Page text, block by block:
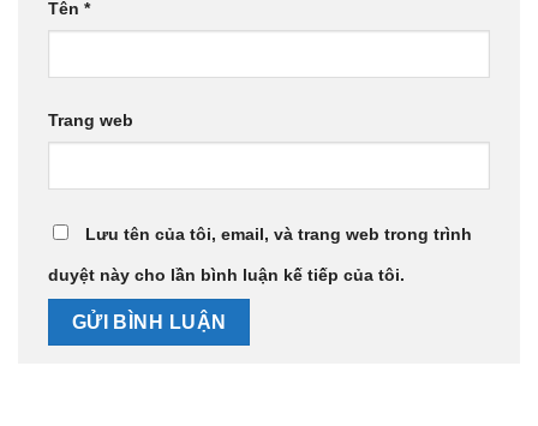
Tên *
Trang web
Lưu tên của tôi, email, và trang web trong trình
duyệt này cho lần bình luận kế tiếp của tôi.